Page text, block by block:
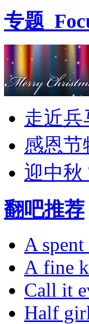
专题
走近兵
感恩节
迎中秋
翻吧推荐
A
A fine
Call it
Half